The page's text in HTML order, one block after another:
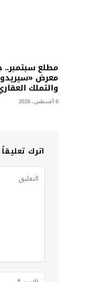
مطلع
معرض
والتملك
6 أغسطس، 2026
اترك تعليقاً